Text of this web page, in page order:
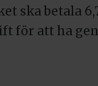
ska betala
för att ha